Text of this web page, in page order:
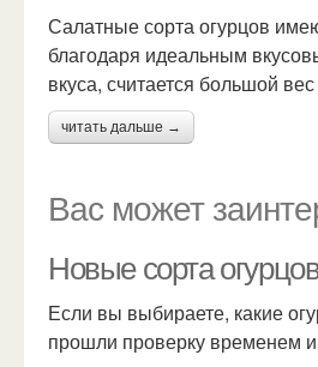
Салатные сорта огурцов
благодаря идеальным
вкуса, считается большой
читать дальше →
Вас может
Новые сорта
Если вы выбираете, какие
прошли проверку временем и